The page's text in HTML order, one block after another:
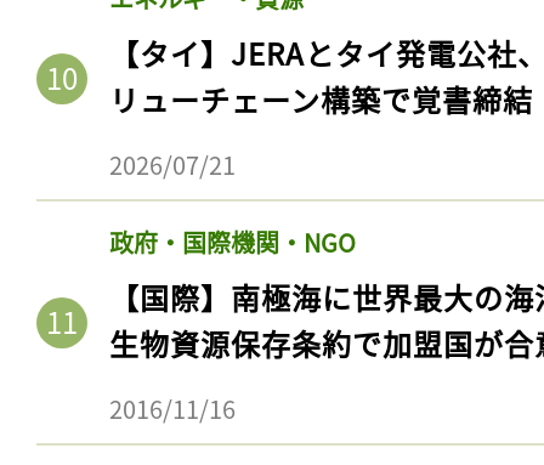
【タイ】JERAとタイ発電公社
リューチェーン構築で覚書締結
2026/07/21
政府・国際機関・NGO
【国際】南極海に世界最大の
生物資源保存条約で加盟国が合
2016/11/16
記事をお気に入りに
ログインが必